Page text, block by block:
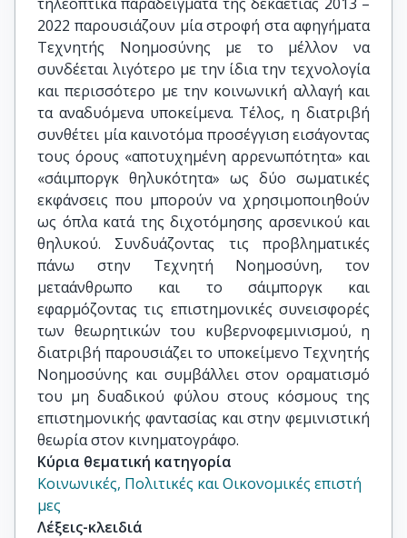
2022 παρουσιάζουν μία στροφή στα αφηγήματα
Τεχνητής Νοημοσύνης με το μέλλον να
συνδέεται λιγότερο με την ίδια την τεχνολογία
και περισσότερο με την κοινωνική αλλαγή και
τα αναδυόμενα υποκείμενα. Τέλος, η διατριβή
συνθέτει μία καινοτόμα προσέγγιση εισάγοντας
τους όρους «αποτυχημένη αρρενωπότητα» και
«σάιμποργκ θηλυκότητα» ως δύο σωματικές
εκφάνσεις που μπορούν να χρησιμοποιηθούν
ως όπλα κατά της διχοτόμησης αρσενικού και
θηλυκού. Συνδυάζοντας τις προβληματικές
πάνω στην Τεχνητή Νοημοσύνη, τον
μεταάνθρωπο και το σάιμποργκ και
εφαρμόζοντας τις επιστημονικές συνεισφορές
των θεωρητικών του κυβερνοφεμινισμού, η
διατριβή παρουσιάζει το υποκείμενο Τεχνητής
Νοημοσύνης και συμβάλλει στον οραματισμό
του μη δυαδικού φύλου στους κόσμους της
επιστημονικής φαντασίας και στην φεμινιστική
θεωρία στον κινηματογράφο.
Κύρια θεματική κατηγορία
Κοινωνικές, Πολιτικές και Οικονομικές επιστή
μες
Λέξεις-κλειδιά